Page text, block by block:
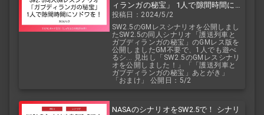
ィランガの秘宝」 1人で隙間時間にソ
ドワを！
投稿日：2024/5/2
SW2.5のGMレスシナリオを公開しまし
たSW2.5の同人シナリオ「護送列車と
ガブディランガの秘宝」のGMレス版を
公開しましたGM不要で、1人でも遊べ
るシ... 見出し「SW2.5のGMレスシナリ
オを公開しました！」「「護送列車と
ガブディランガの秘宝」あとがき」
「おまけ」 公開日：5/2
NASAのシナリオをSW2.5で！ シナリ